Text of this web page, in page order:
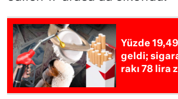
Yüzde
geldi;
rakı 78 lira